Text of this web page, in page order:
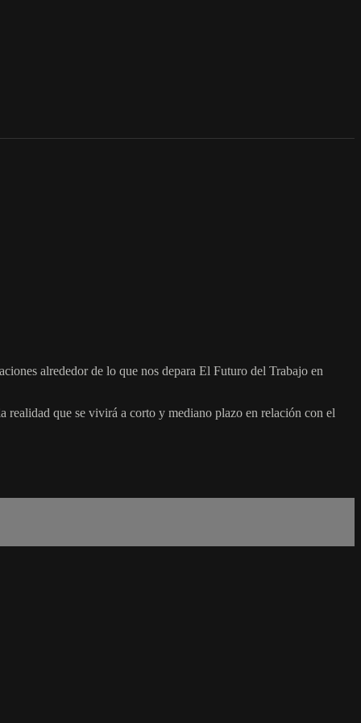
alrededor de lo que nos depara El Futuro del Trabajo en
realidad que se vivirá a corto y mediano plazo en relación con el